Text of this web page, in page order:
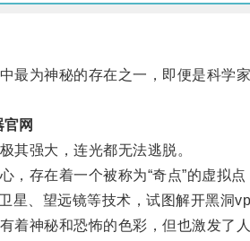
为神秘的存在之一，即便是科学家
网
强大，连光都无法逃脱。
存在着一个被称为“奇点”的虚拟点
、望远镜等技术，试图解开黑洞vp
神秘和恐怖的色彩，但也激发了人